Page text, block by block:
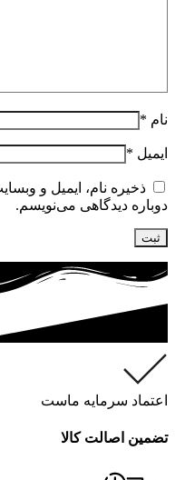
نام *
ایمیل *
ذخیره نام، ایمیل و
دوباره دیدگاهی می‌نویسم.
اعتماد سرمایه ماست
تضمین اصالت کالا